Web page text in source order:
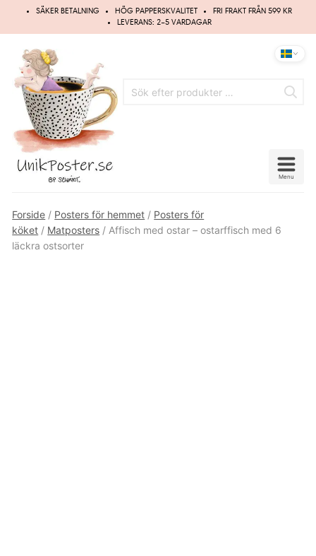
Hoppa
SÄKER BETALNING HÖG PAPPERSKVALITET
FRI FRAKT FRÅN 599 KR
LEVERANS: 2–5 VARDAGAR
Menu
Forside / Posters för hemmet / Posters för
köket / Matposters / Affisch med ostar – ostarffisch med 6
läckra ostsorter